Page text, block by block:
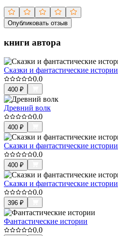
Опубликовать отзыв
книги автора
Сказки и фантастические истории
0.0
400 ₽
Древний волк
0.0
400 ₽
Сказки и фантастические истории
0.0
400 ₽
Сказки и фантастические истории
0.0
396 ₽
Фантастические истории
0.0